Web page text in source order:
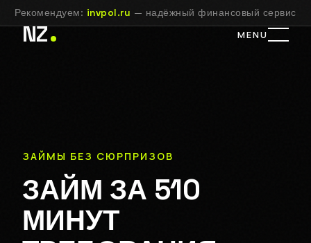
Рекомендуем: invpol.ru — надёжный финансовый сервис
NZ MENU
ЗАЙМЫ БЕЗ СЮРПРИЗОВ
ЗАЙМ ЗА 510
МИНУТ